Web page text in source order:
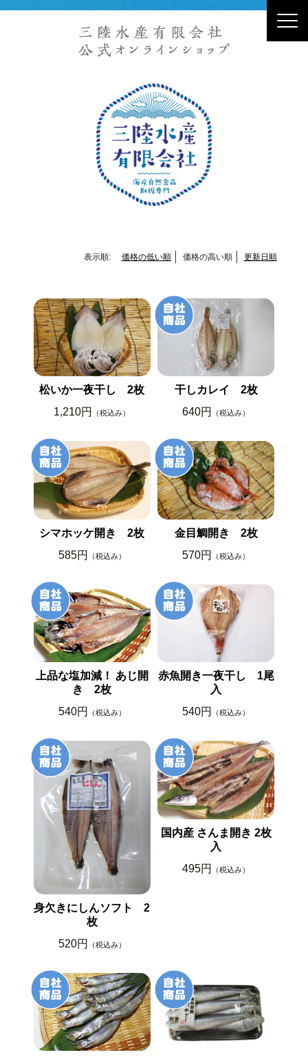
表示順: 価格の低い順 価格の高い順 更新日順
松いか一夜干し 2枚
1,210円
（税込み）
干しカレイ 2枚
640円
（税込み）
シマホッケ開き 2枚
585円
（税込み）
金目鯛開き 2枚
570円
（税込み）
上品な塩加減！ あじ開
き 2枚
540円
（税込み）
赤魚開き一夜干し 1尾
入
540円
（税込み）
身欠きにしんソフト 2
枚
520円
（税込み）
国内産 さんま開き 2枚
入
495円
（税込み）